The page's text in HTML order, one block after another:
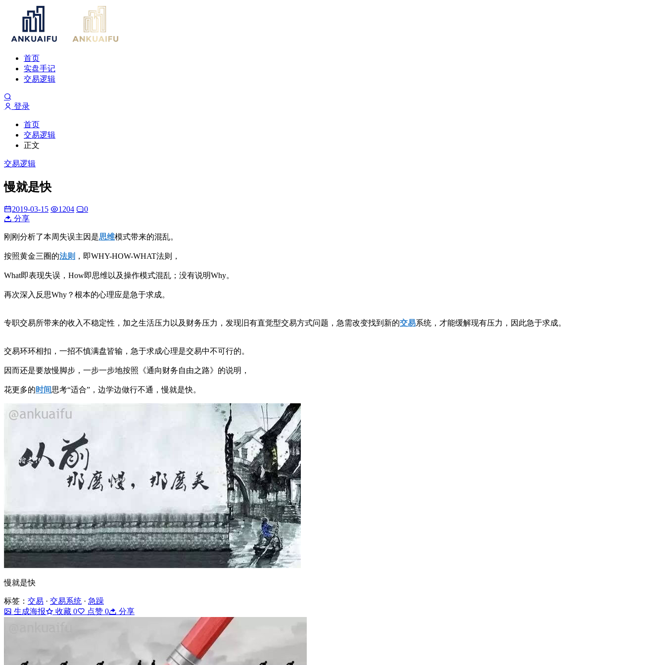
首页
实盘手记
交易逻辑
登录
首页
交易逻辑
正文
交易逻辑
慢就是快
2019-03-15 1204
0
分享
刚刚分析了本周失误主因是思维模式带来的混乱。
按照黄金三圈的法则 ，即WHY-HOW-WHAT法则，
What即表现失误，How即思维以及操作模式混乱；没有说明Why。
再次深入反思Why？根本的心理应是急于求成。
专职交易所带来的收入不稳定性，加之生活压力以及财务压力，发现旧有直觉型交易方式问题，急需改变找到新的交易系统，才能缓解现有压力，因此急于求成。
交易环环相扣，一招不慎满盘皆输，急于求成心理是交易中不可行的。
因而还是要放慢脚步，一步一步地按照《通向财务自由之路》的说明，
花更多的 时间思考“适合”，边学边做行不通，慢就是快。
慢就是快
标签： 交易 · 交易系统 · 急躁
生成海报
收藏 0 点赞 0 分享